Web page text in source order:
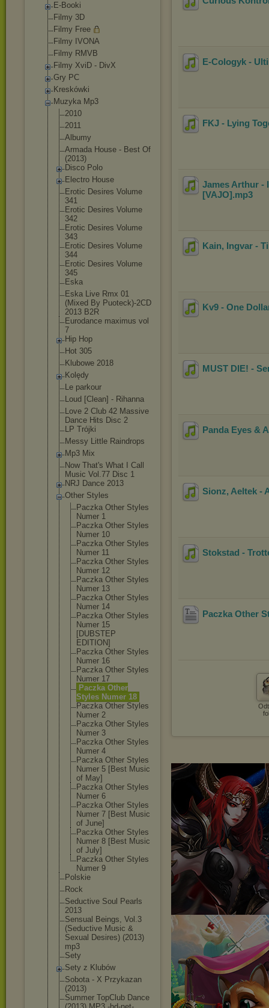
E-Booki
Filmy 3D
Filmy Free
Filmy IVONA
Filmy RMVB
Filmy XviD - DivX
Gry PC
Kreskówki
Muzyka Mp3
2010
2011
Albumy
Armada House - Best Of
(2013)
Disco Polo
Electro House
Erotic Desires Volume
341
Erotic Desires Volume
342
Erotic Desires Volume
343
Erotic Desires Volume
344
Erotic Desires Volume
345
Eska
Eska Live Rmx 01
(Mixed By Puoteck)-2CD
2013 B2R
Eurodance maximus vol
7
Hip Hop
Hot 305
Klubowe 2018
Kolędy
Le parkour
Loud [Clean] - Rihanna
Love 2 Club 42 Massive
Dance Hits Disc 2
LP Trójki
Messy Little Raindrops
Mp3 Mix
Now That's What I Call
Music Vol.77 Disc 1
NRJ Dance 2013
Other Styles
Paczka Other Styles
Numer 1
Paczka Other Styles
Numer 10
Paczka Other Styles
Numer 11
Paczka Other Styles
Numer 12
Paczka Other Styles
Numer 13
Paczka Other Styles
Numer 14
Paczka Other Styles
Numer 15
[DUBSTEP
EDITION]
Paczka Other Styles
Numer 16
Paczka Other Styles
Numer 17
Paczka Other
Styles Numer 18
Paczka Other Styles
Numer 2
Paczka Other Styles
Numer 3
Paczka Other Styles
Numer 4
Paczka Other Styles
Numer 5 [Best Music
of May]
Paczka Other Styles
Numer 6
Paczka Other Styles
Numer 7 [Best Music
of June]
Paczka Other Styles
Numer 8 [Best Music
of July]
Paczka Other Styles
Numer 9
Polskie
Rock
Seductive Soul Pearls
2013
Sensual Beings, Vol.3
(Seductive Music &
Sexual Desires) (2013)
mp3
Sety
Sety z Klubów
Sobota - X Przykazan
(2013)
Summer TopClub Dance
E-Cologyk -
FKJ - Lying
James Arthur -
[VAJO] .mp3
Kain, Ingvar -
Kv9 - One
MUST DIE! -
Panda Eyes &
Sionz, Aeltek -
Stokstad -
Paczka Other